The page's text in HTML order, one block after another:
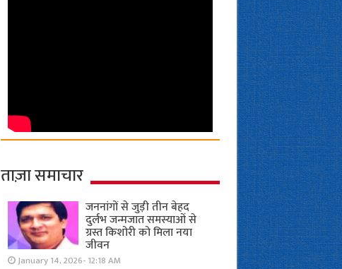
ताज़ा समाचार
जननांगों से जुड़ी तीन बेहद
दुर्लभ जन्मजात समस्याओं से
ग्रस्त किशोरी को मिला नया
जीवन
January 14, 2026- 12:18 AM